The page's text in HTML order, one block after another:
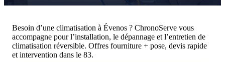
Besoin d’une climatisation à Évenos ? ChronoServe vous
accompagne pour l’installation, le dépannage et l’entretien de
climatisation réversible. Offres fourniture + pose, devis rapide
et intervention dans le 83.